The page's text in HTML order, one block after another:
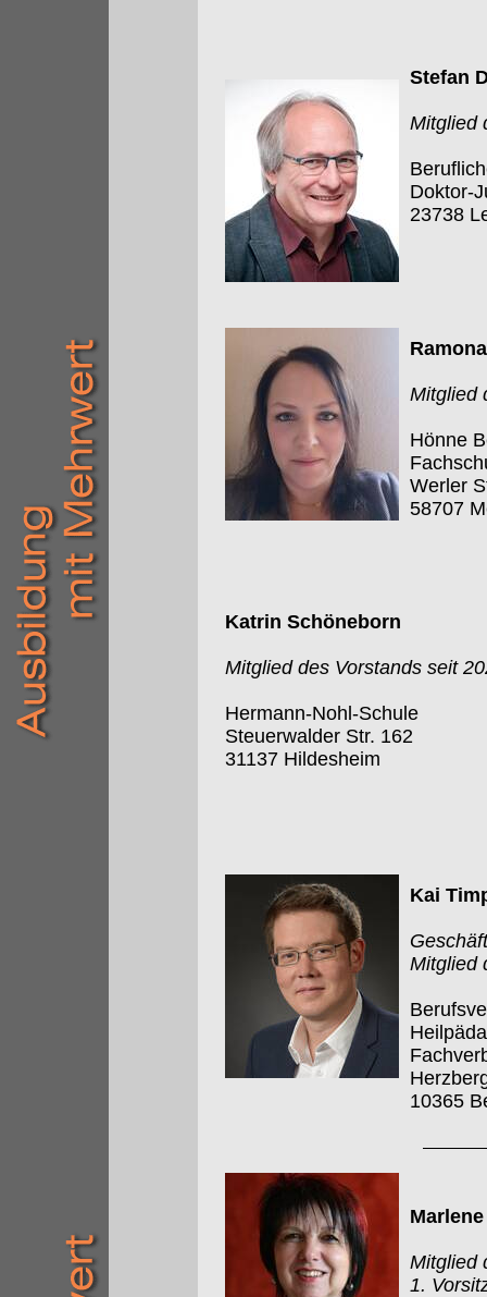
Stefan
Mitglied
Doktor-
23738
Mitglied
Hönne
Werler
58707
Katrin Schöneborn
Mitglied des Vorstands seit
Hermann-Nohl-Schule
Steuerwalder Str. 162
31137 Hildesheim
Kai
Mitglied
10365
Mitglied
1.